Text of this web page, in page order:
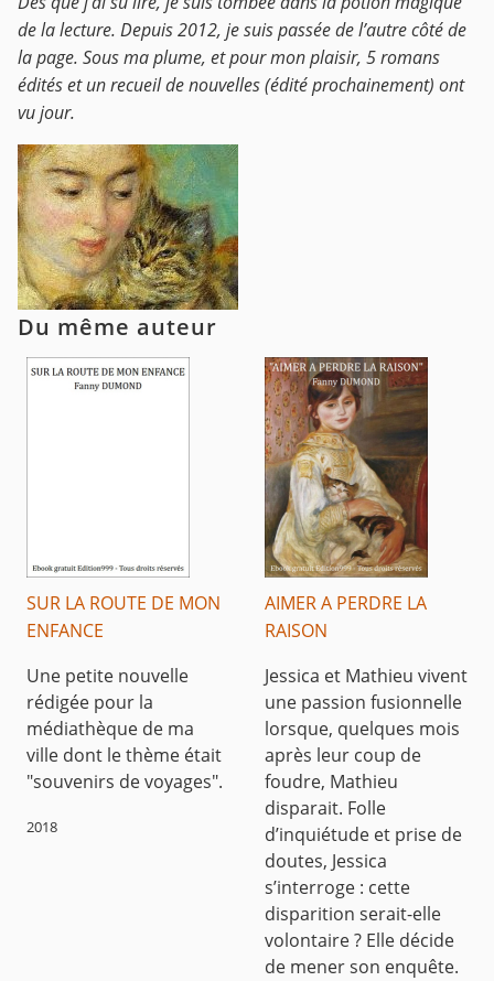
de la lecture. Depuis 2012, je suis passée de l’autre côté de
la page. Sous ma plume, et pour mon plaisir, 5 romans
édités et un recueil de nouvelles (édité prochainement) ont
vu jour.
Du même auteur
SUR LA ROUTE DE MON
ENFANCE
Une petite nouvelle
rédigée pour la
médiathèque de ma
ville dont le thème était
"souvenirs de voyages".
2018
AIMER A PERDRE LA
RAISON
Jessica et Mathieu vivent
une passion fusionnelle
lorsque, quelques mois
après leur coup de
foudre, Mathieu
disparait. Folle
d’inquiétude et prise de
doutes, Jessica
s’interroge : cette
disparition serait-elle
volontaire ? Elle décide
de mener son enquête.